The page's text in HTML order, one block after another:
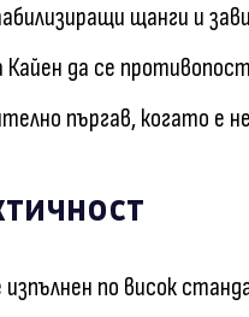
щанги и
да се
пъргав, когато е
по висок